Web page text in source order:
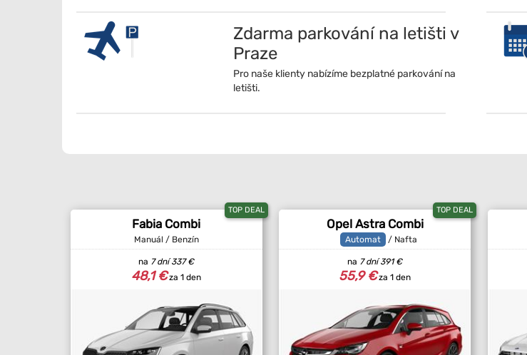
Zdarma parkování na letišti v
Praze
Pro naše klienty nabízíme bezplatné parkování na
letišti.
TOP DEAL
Fabia Combi
Manuál / Benzín
na 7 dní 337 €
48,1 €za 1 den
TOP DEAL
Opel Astra Combi
Automat / Nafta
na 7 dní 391 €
55,9 €za 1 den